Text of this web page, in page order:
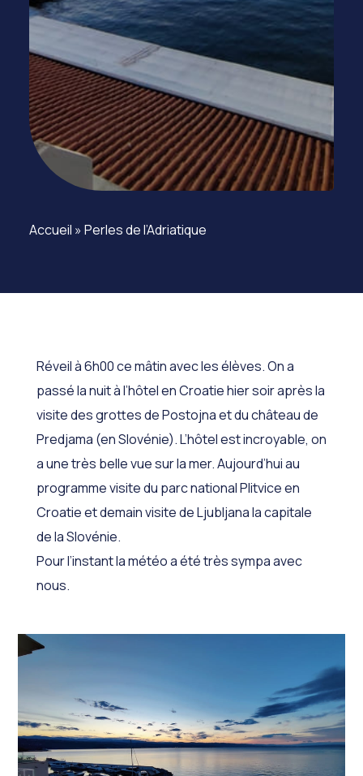
Accueil » Perles de l’Adriatique
Réveil à 6h00 ce mâtin avec les élèves. On a
passé la nuit à l’hôtel en Croatie hier soir après la
visite des grottes de Postojna et du château de
Predjama (en Slovénie). L’hôtel est incroyable, on
a une très belle vue sur la mer. Aujourd’hui au
programme visite du parc national Plitvice en
Croatie et demain visite de Ljubljana la capitale
de la Slovénie.
Pour l’instant la météo a été très sympa avec
nous.